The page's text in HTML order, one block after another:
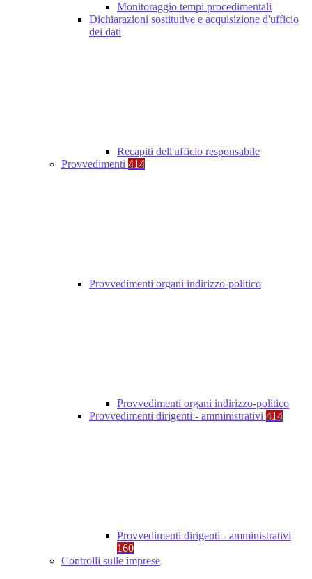
Monitoraggio tempi procedimentali
Dichiarazioni sostitutive e acquisizione d'ufficio
dei dati
Recapiti dell'ufficio responsabile
Provvedimenti 414
Provvedimenti organi indirizzo-politico
Provvedimenti organi indirizzo-politico
Provvedimenti dirigenti - amministrativi 414
Provvedimenti dirigenti - amministrativi
160
Controlli sulle imprese